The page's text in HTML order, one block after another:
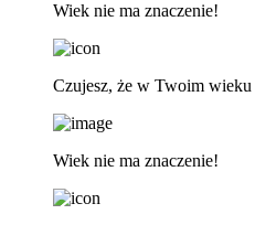
Wiek nie ma znaczenie!
Czujesz, że w Twoim
Wiek nie ma znaczenie!